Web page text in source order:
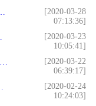
[2020-03-28
07:13:36]
[2020-03-23
10:05:41]
[2020-03-22
06:39:17]
[2020-02-24
10:24:03]